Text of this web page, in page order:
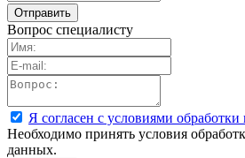
Вопрос специалисту
Я согласен с условиями
Необходимо принять условия
данных.